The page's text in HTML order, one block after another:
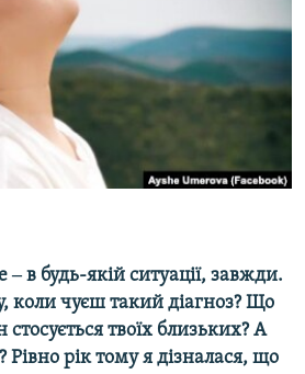
КРИМУ
‒ в будь-якій ситуації, завжди.
коли чуєш такий діагноз? Що
твоїх близьких? А
Рівно рік тому я дізналася, що